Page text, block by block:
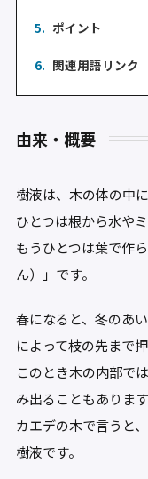
5. ポイント
6. 関連用語リンク
由来・概要
樹液は、木の体の中
ひとつは根から水や
もうひとつは葉で作
ん）」です。
春になると、冬のあ
によって枝の先まで
このとき木の内部で
み出ることもあります
カエデの木で言うと
樹液です。